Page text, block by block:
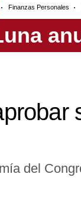
Finanzas Personales
del